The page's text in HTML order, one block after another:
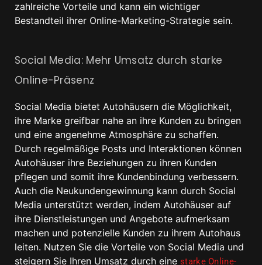
zahlreiche Vorteile und kann ein wichtiger
Bestandteil ihrer Online-Marketing-Strategie sein.
Social Media: Mehr Umsatz durch starke
Online-Präsenz
Social Media bietet Autohäusern die Möglichkeit,
ihre Marke greifbar nahe an ihre Kunden zu bringen
und eine angenehme Atmosphäre zu schaffen.
Durch regelmäßige Posts und Interaktionen können
Autohäuser ihre Beziehungen zu ihren Kunden
pflegen und somit ihre Kundenbindung verbessern.
Auch die Neukundengewinnung kann durch Social
Media unterstützt werden, indem Autohäuser auf
ihre Dienstleistungen und Angebote aufmerksam
machen und potenzielle Kunden zu ihrem Autohaus
leiten. Nutzen Sie die Vorteile von Social Media und
steigern Sie Ihren Umsatz durch eine starke Online-